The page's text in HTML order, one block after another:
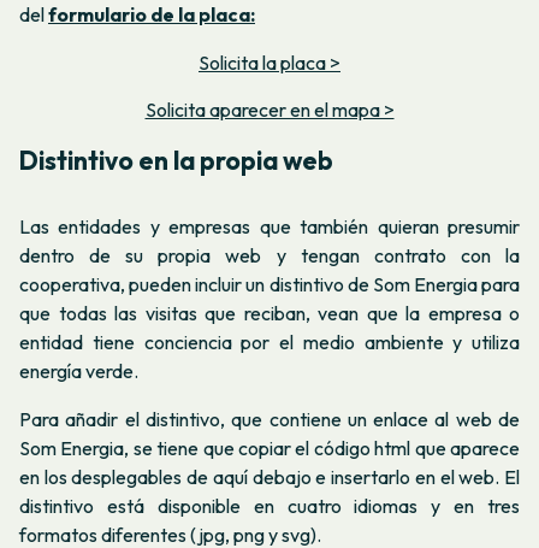
delformulario de la placa:
Solicita la placa >
Solicita aparecer en el mapa >
Distintivo en la propia web
Las entidades y empresas que también quieran presumir
dentro de su propia web y tengan contrato con la
cooperativa, pueden incluir un distintivo de Som Energia para
que todas las visitas que reciban, vean que la empresa o
entidad tiene conciencia por el medio ambiente y utiliza
energía verde.
Para añadir el distintivo, que contiene un enlace al web de
Som Energia, se tiene que copiar el código html que aparece
en los desplegables de aquí debajo e insertarlo en el web. El
distintivo está disponible en cuatro idiomas y en tres
formatos diferentes (jpg, png y svg).